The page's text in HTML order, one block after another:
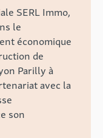
SERL Immo,
le
économique
de
Parilly à
avec la
son